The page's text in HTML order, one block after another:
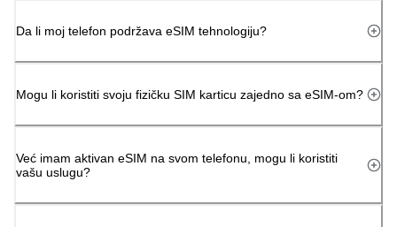
Da li moj telefon podržava eSIM tehnologiju?
Mogu li koristiti svoju fizičku SIM karticu zajedno sa eSIM-om?
Već imam aktivan eSIM na svom telefonu, mogu li koristiti
vašu uslugu?